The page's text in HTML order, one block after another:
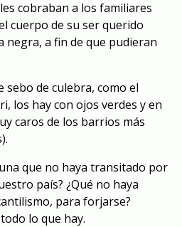
cobraban a los familiares
cuerpo de su ser querido
negra, a fin de que pudieran
sebo de culebra, como el
los hay con ojos verdes y en
caros de los barrios más
que no haya transitado por
país? ¿Qué no haya
para forjarse?
lo que hay.